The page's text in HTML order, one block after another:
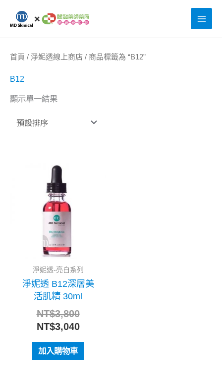
主
首頁 / 淨妮透線上商店 / 商品標籤為 “B12”
B12
顯示單一結果
淨妮透-亮白系列
淨妮透 B12深層美
活肌精 30ml
NT$3,800
NT$3,040
加入購物車